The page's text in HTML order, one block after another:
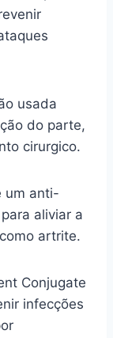
usada
do parte,
cirurgico.
um anti-
aliviar a
artrite.
Conjugate
infecções